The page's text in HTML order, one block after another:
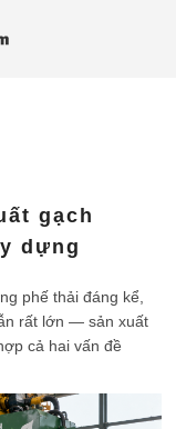
gạch
dựng
phế thải đáng kể,
rất lớn — sản xuất
cả hai vấn đề